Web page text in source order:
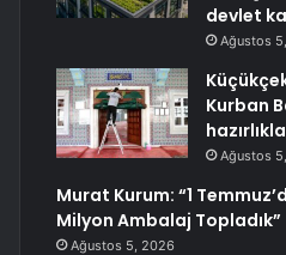
devlet
Ağustos
Kurban
Ağustos
Murat Kurum: “1
Milyon Ambalaj Topladık”
Ağustos 5, 2026